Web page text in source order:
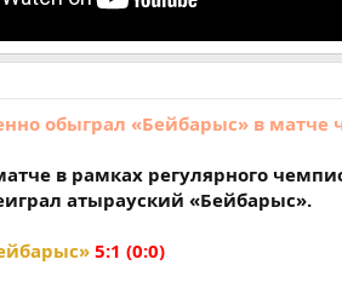
обыграл «Бейбарыс» в матче
в рамках регулярного
атырауский «Бейбарыс».
5:1 (0:0)